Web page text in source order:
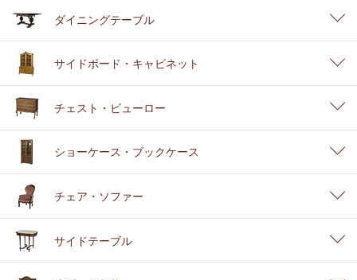
ダイニングテーブル
サイドボード・キャビネット
チェスト・ビューロー
ショーケース・ブックケース
チェア・ソファー
サイドテーブル